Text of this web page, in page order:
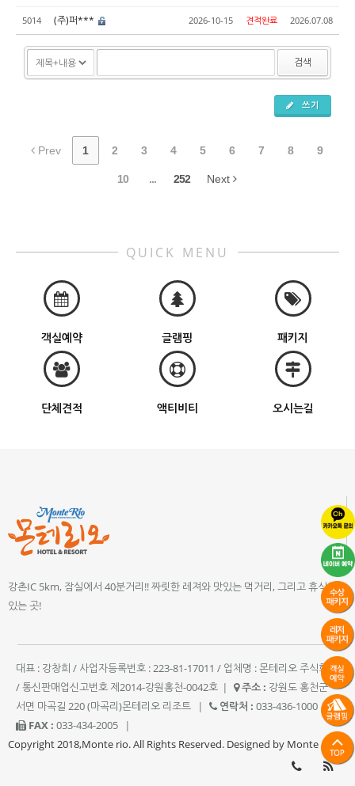
5014 (주)퍼*** 2026-10-15 견적완료 2026.07.08
검색
쓰기
Prev 1 2 3 4 5 6 7 8 9
10 ... 252 Next
QUICK MENU
객실예약 글램핑 패키지
단체견적 액티비티 오시는길
강촌IC 5km, 잠실에서 40분거리!! 짜릿한 레져와 맛있는 먹거리, 그리고 휴식이
있는 곳!
대표 : 강창희 / 사업자등록번호 : 223-81-17011 / 업체명 : 몬테리오 주식회사
/ 통신판매업신고번호 제2014-강원홍천-0042호 | 주소 : 강원도 홍천군
서면 마곡길 220 (마곡리)몬테리오 리조트
| 연락처 : 033-436-1000
|
FAX : 033-434-2005
|
Copyright 2018,Monte rio. All Rights Reserved. Designed by Monte rio.